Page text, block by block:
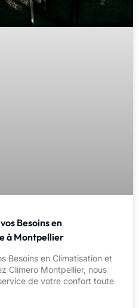
Besoins en
à Montpellier
Besoins en Climatisation et
Climero Montpellier, nous
de votre confort toute